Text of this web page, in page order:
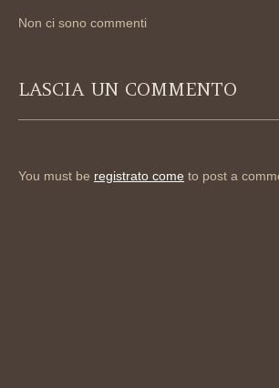
Non ci sono commenti
LASCIA UN COMMENTO
You must be registrato come to post a